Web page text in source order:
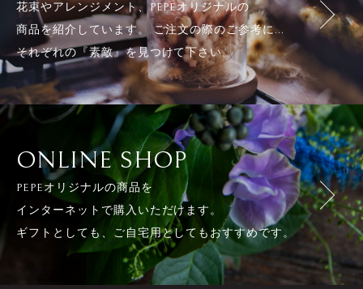
花束やアレンジメント、PEPEオリジナルの
商品を紹介しています。 ご注文の際のご参考に...
それぞれの『素敵』を見つけて下さい。
ONLINE SHOP
PEPEオリジナルの商品を
インターネットで購入いただけます。
ギフトとしても、ご自宅用としてもおすすめです。